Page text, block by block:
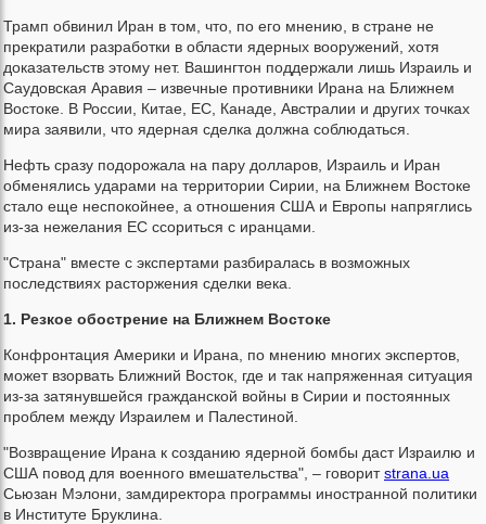
Трамп обвинил Иран в том, что, по его мнению, в стране не
прекратили разработки в области ядерных вооружений, хотя
доказательств этому нет. Вашингтон поддержали лишь Израиль и
Саудовская Аравия – извечные противники Ирана на Ближнем
Востоке. В России, Китае, ЕС, Канаде, Австралии и других точках
мира заявили, что ядерная сделка должна соблюдаться.
Нефть сразу подорожала на пару долларов, Израиль и Иран
обменялись ударами на территории Сирии, на Ближнем Востоке
стало еще неспокойнее, а отношения США и Европы напряглись
из-за нежелания ЕС ссориться с иранцами.
"Страна" вместе с экспертами разбиралась в возможных
последствиях расторжения сделки века.
1. Резкое обострение на Ближнем Востоке
Конфронтация Америки и Ирана, по мнению многих экспертов,
может взорвать Ближний Восток, где и так напряженная ситуация
из-за затянувшейся гражданской войны в Сирии и постоянных
проблем между Израилем и Палестиной.
"Возвращение Ирана к созданию ядерной бомбы даст Израилю и
США повод для военного вмешательства", – говоритstrana.ua
Сьюзан Мэлони, замдиректора программы иностранной политики
в Институте Бруклина.